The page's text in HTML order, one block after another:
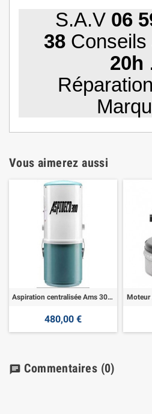
S.A.V 06
38 Conseils
20h
Vous aimerez aussi
Aspiration centralisée Ams 300 - 1600w
480,00 €
Moteur
chat Commentaires (0)